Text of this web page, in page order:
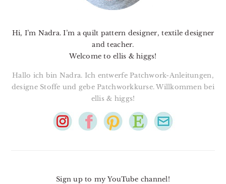
Hi, I’m Nadra. I’m a quilt pattern designer, textile designer
and teacher.
Welcome to ellis & higgs!
Hallo ich bin Nadra. Ich entwerfe Patchwork-Anleitungen,
designe Stoffe und gebe Patchworkkurse. Willkommen bei
ellis & higgs!
Sign up to my YouTube channel!